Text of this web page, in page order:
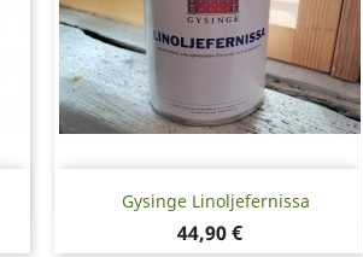
Gysinge Linoljefernissa
Pris
44,90 €
Snabbvy